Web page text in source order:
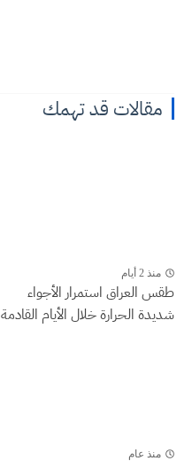
مقالات قد تهمك
منذ 2 أيام
طقس العراق ‏استمرار الأجواء
شديدة الحرارة خلال الأيام القادمة
منذ عام